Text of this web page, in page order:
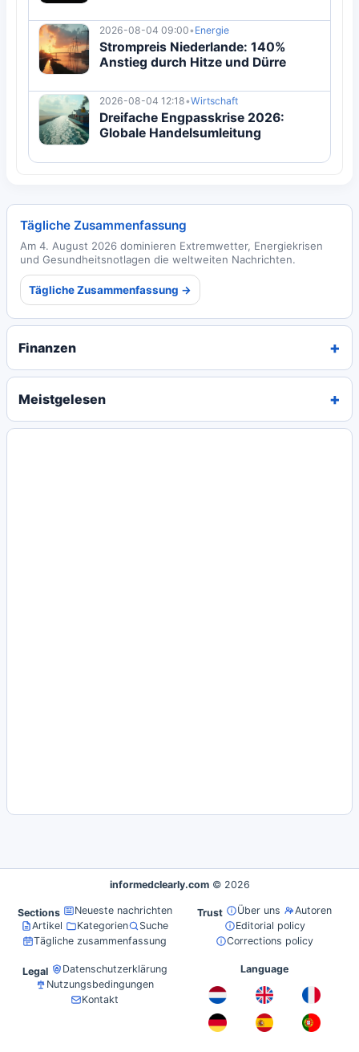
2026-08-04 09:00• Energie
Strompreis Niederlande: 140%
Anstieg durch Hitze und Dürre
2026-08-04 12:18•Wirtschaft
Dreifache Engpasskrise 2026:
Globale Handelsumleitung
Tägliche Zusammenfassung
Am 4. August 2026 dominieren Extremwetter, Energiekrisen
und Gesundheitsnotlagen die weltweiten Nachrichten.
Tägliche Zusammenfassung →
Finanzen
Meistgelesen
informedclearly.com © 2026
Sections
Neueste nachrichten
Artikel
Kategorien
Suche
Tägliche zusammenfassung
Trust Über uns
Autoren
Editorial policy
Corrections policy
Legal
Datenschutzerklärung
Nutzungsbedingungen
Kontakt
Language